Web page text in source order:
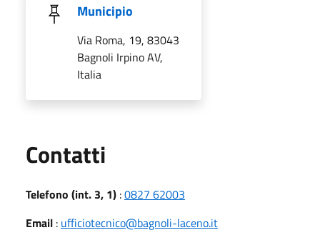
Municipio
Via Roma, 19, 83043
Bagnoli Irpino AV,
Italia
Contatti
Telefono (int. 3, 1) :0827 62003
Email : ufficiotecnico@bagnoli-laceno.it